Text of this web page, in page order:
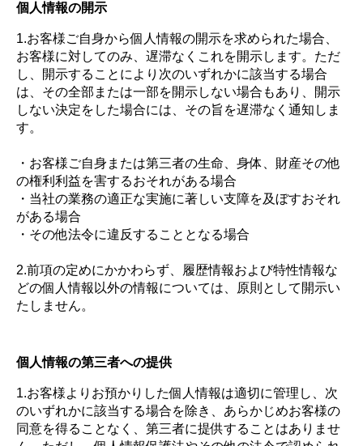
個人情報の開示
1.お客様ご自身から個人情報の開示を求められた場合、
お客様に対してのみ、遅滞なくこれを開示します。ただ
し、開示することにより次のいずれかに該当する場合
は、その全部または一部を開示しない場合もあり、開示
しない決定をした場合には、その旨を遅滞なく通知しま
す。
・お客様ご自身または第三者の生命、身体、財産その他
の権利利益を害するおそれがある場合
・当社の業務の適正な実施に著しい支障を及ぼすおそれ
がある場合
・その他法令に違反することとなる場合
2.前項の定めにかかわらず、履歴情報および特性情報な
どの個人情報以外の情報については、原則として開示い
たしません。
個人情報の第三者への提供
1.お客様よりお預かりした個人情報は適切に管理し、次
のいずれかに該当する場合を除き、あらかじめお客様の
同意を得ることなく、第三者に提供することはありませ